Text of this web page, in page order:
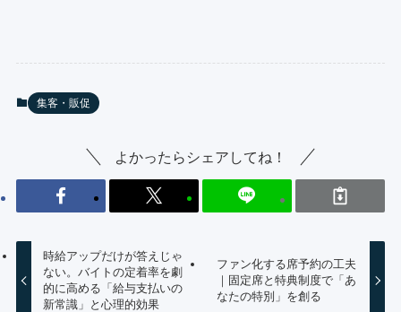
集客・販促
よかったらシェアしてね！
時給アップだけが答えじゃ
ない。バイトの定着率を劇
的に高める「給与支払いの
新常識」と心理的効果
ファン化する席予約の工夫
｜固定席と特典制度で「あ
なたの特別」を創る